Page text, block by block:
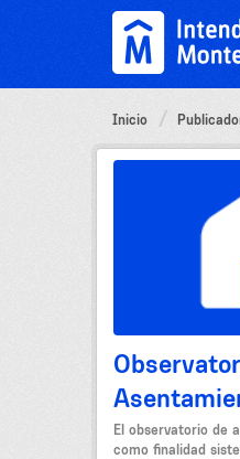
Inicio
El observatorio de
como finalidad